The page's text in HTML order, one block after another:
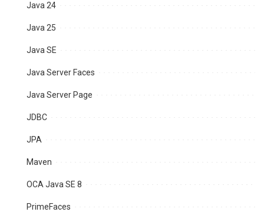
Java 24
Java 25
Java SE
Java Server Faces
Java Server Page
JDBC
JPA
Maven
OCA Java SE 8
PrimeFaces